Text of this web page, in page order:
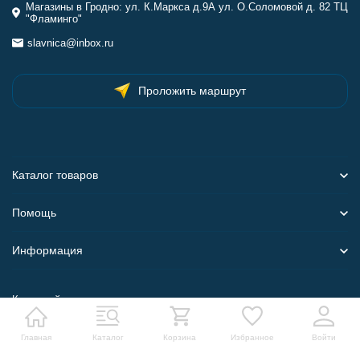
Главная Каталог Корзина Избранное Войти
Магазины в Гродно: ул. К.Маркса д.9А ул. О.Соломовой д. 82 ТЦ
"Фламинго"
slavnica@inbox.ru
Проложить маршрут
Каталог товаров
Помощь
Информация
Карта сайта